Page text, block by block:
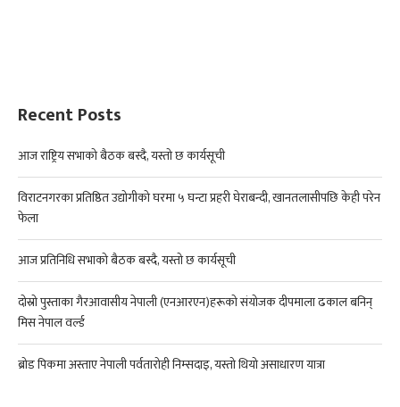
Recent Posts
आज राष्ट्रिय सभाको बैठक बस्दै, यस्तो छ कार्यसूची
विराटनगरका प्रतिष्ठित उद्योगीको घरमा ५ घन्टा प्रहरी घेराबन्दी, खानतलासीपछि केही परेन
फेला
आज प्रतिनिधि सभाको बैठक बस्दै, यस्तो छ कार्यसूची
दोस्रो पुस्ताका गैरआवासीय नेपाली (एनआरएन)हरूको संयोजक दीपमाला ढकाल बनिन्
मिस नेपाल वर्ल्ड
ब्रोड पिकमा अस्ताए नेपाली पर्वतारोही निम्सदाइ, यस्तो थियो असाधारण यात्रा